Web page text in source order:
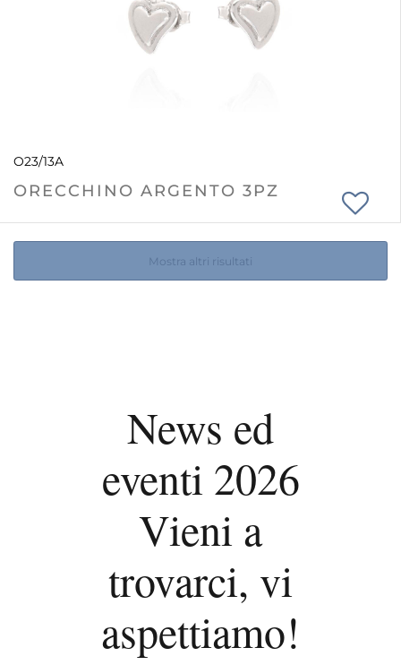
O23/13A
ORECCHINO ARGENTO 3PZ
Mostra altri risultati
News ed
eventi 2026
Vieni a
trovarci, vi
aspettiamo!